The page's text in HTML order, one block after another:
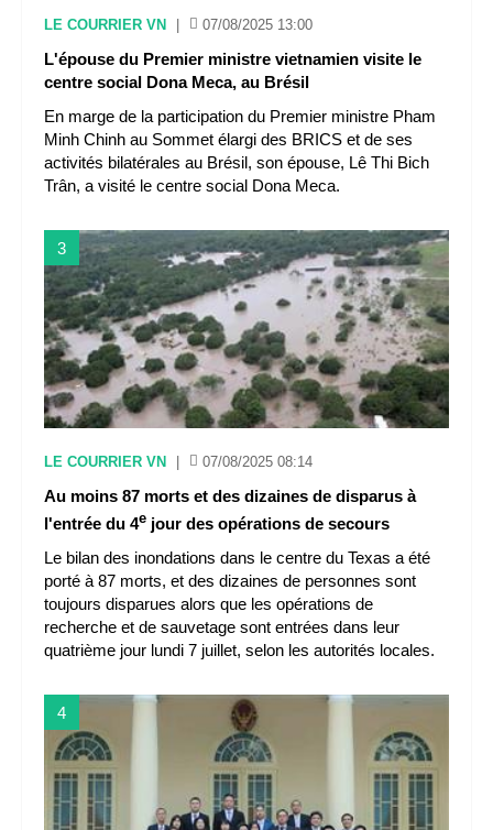
LE COURRIER VN 07/08/2025 13:00
L'épouse du Premier ministre vietnamien visite le
centre social Dona Meca, au Brésil
En marge de la participation du Premier ministre Pham
Minh Chinh au Sommet élargi des BRICS et de ses
activités bilatérales au Brésil, son épouse, Lê Thi Bich
Trân, a visité le centre social Dona Meca.
3
LE COURRIER VN 07/08/2025 08:14
Au moins 87 morts et des dizaines de disparus à
l'entrée du 4e jour des opérations de secours
Le bilan des inondations dans le centre du Texas a été
porté à 87 morts, et des dizaines de personnes sont
toujours disparues alors que les opérations de
recherche et de sauvetage sont entrées dans leur
quatrième jour lundi 7 juillet, selon les autorités locales.
4